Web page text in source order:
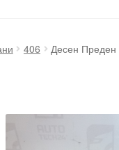
406 Десен Преден